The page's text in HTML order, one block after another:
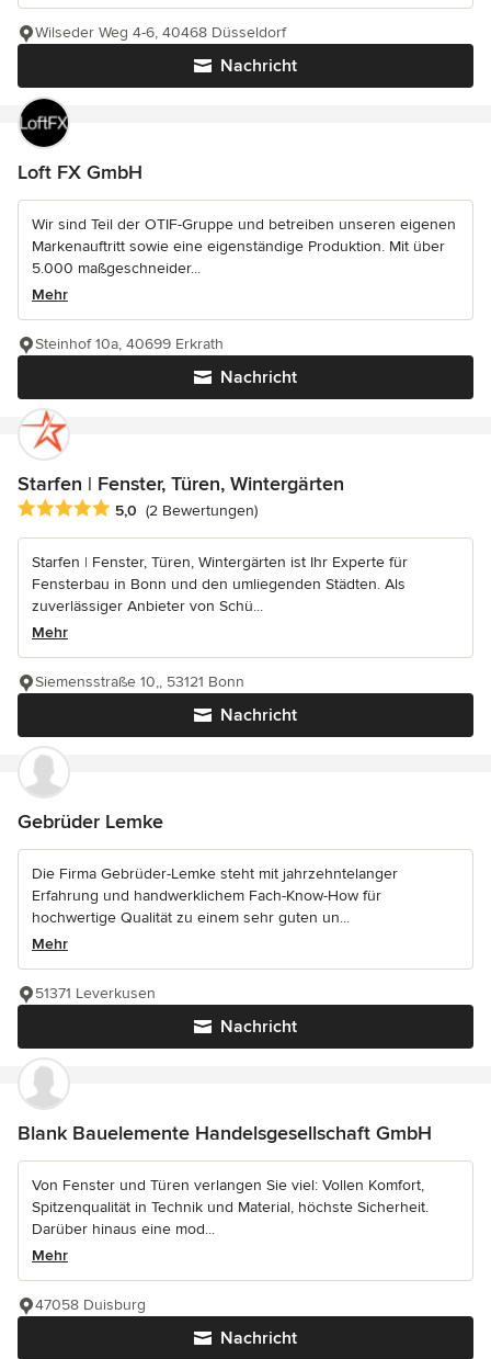
Nachricht
Wilseder Weg 4-6, 40468 Düsseldorf
Loft FX GmbH
Wir sind Teil der OTIF-Gruppe und betreiben unseren eigenen
Markenauftritt sowie eine eigenständige Produktion. Mit über
5.000 maßgeschneider...
Mehr
Nachricht
Steinhof 10a, 40699 Erkrath
Starfen | Fenster, Türen, Wintergärten
Durchschnittliche Bewertung: 5 von 5 Sternen
5,0 (2 Bewertungen)
Starfen | Fenster, Türen, Wintergärten ist Ihr Experte für
Fensterbau in Bonn und den umliegenden Städten. Als
zuverlässiger Anbieter von Schü...
Mehr
Nachricht
Siemensstraße 10,, 53121 Bonn
Gebrüder Lemke
Die Firma Gebrüder-Lemke steht mit jahrzehntelanger
Erfahrung und handwerklichem Fach-Know-How für
hochwertige Qualität zu einem sehr guten un...
Mehr
Nachricht
51371 Leverkusen
Blank Bauelemente Handelsgesellschaft GmbH
Von Fenster und Türen verlangen Sie viel: Vollen Komfort,
Spitzenqualität in Technik und Material, höchste Sicherheit.
Darüber hinaus eine mod...
Mehr
Nachricht
47058 Duisburg